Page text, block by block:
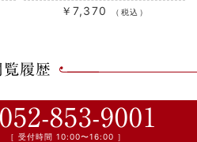
￥7,370 （税込）
覧履歴
052-853-9001
［ 受付時間 10:00〜16:00 ］